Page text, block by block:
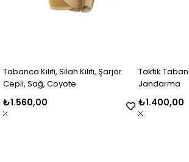
Tabanca Kılıfı, Silah Kılıfı, Şarjör
Cepli, Sağ, Coyote
₺1.560,00
Taktik
Jandarma
₺1.400,00